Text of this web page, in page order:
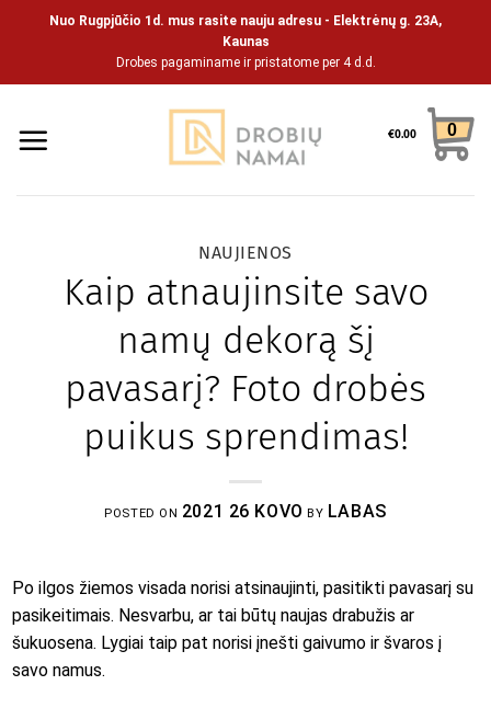
Nuo Rugpjūčio 1d. mus rasite nauju adresu - Elektrėnų g. 23A,
Kaunas
Drobes pagaminame ir pristatome per 4 d.d.
€0.00 0
NAUJIENOS
Kaip atnaujinsite savo
namų dekorą šį
pavasarį? Foto drobės
puikus sprendimas!
POSTED ON 2021 26 KOVO BY LABAS
Po ilgos žiemos visada norisi atsinaujinti, pasitikti pavasarį su
pasikeitimais. Nesvarbu, ar tai būtų naujas drabužis ar
šukuosena. Lygiai taip pat norisi įnešti gaivumo ir švaros į
savo namus.